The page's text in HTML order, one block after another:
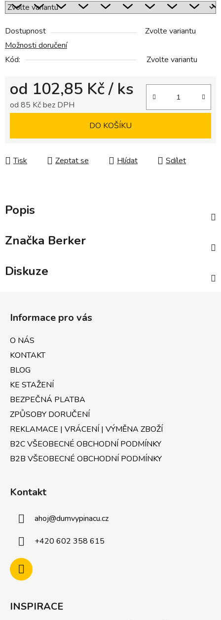
Dostupnost
Zvolte variantu
Možnosti doručení
Kód:
Zvolte variantu
od 102,85 Kč/ ks
od 85 Kčbez DPH
DO KOŠÍKU
Tisk Zeptat se Hlídat Sdílet
Popis
Značka Berker
Diskuze
Informace pro vás
O NÁS
KONTAKT
BLOG
KE STAŽENÍ
BEZPEČNÁ PLATBA
ZPŮSOBY DORUČENÍ
REKLAMACE | VRÁCENÍ | VÝMĚNA ZBOŽÍ
B2C VŠEOBECNÉ OBCHODNÍ PODMÍNKY
B2B VŠEOBECNÉ OBCHODNÍ PODMÍNKY
Kontakt
ahoj@dumvypinacu.cz
+420 602 358 615
INSPIRACE